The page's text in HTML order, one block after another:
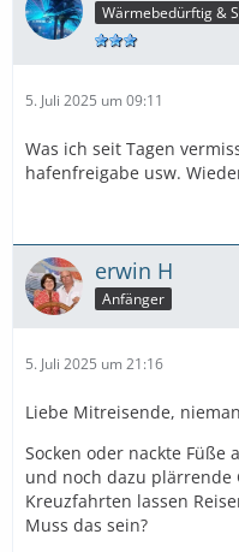
5. Juli 2025 um 09:11
Was ich seit Tagen
hafenfreigabe usw.
erwin H
Anfänger
5. Juli 2025 um 21:16
Liebe Mitreisende,
Socken oder nackte Füße
und noch dazu plärrende
Kreuzfahrten lassen
Muss das sein?